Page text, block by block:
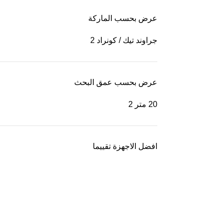
عرض بحسب الماركة
جراوند تيك / كونراد 2
عرض بحسب عمق البحث
20 متر 2
افضل الاجهزة تقييما